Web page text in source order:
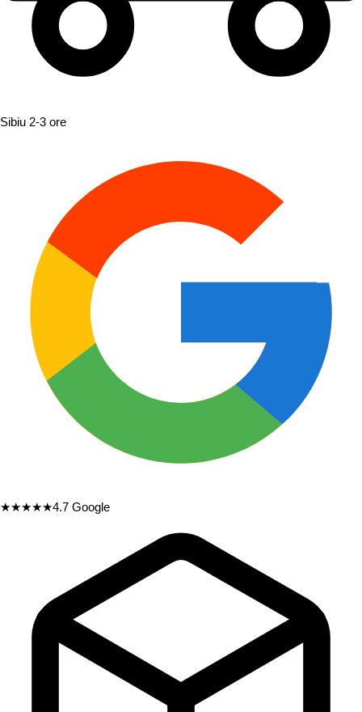
Sibiu 2-3 ore
★★★★★4.7 Google